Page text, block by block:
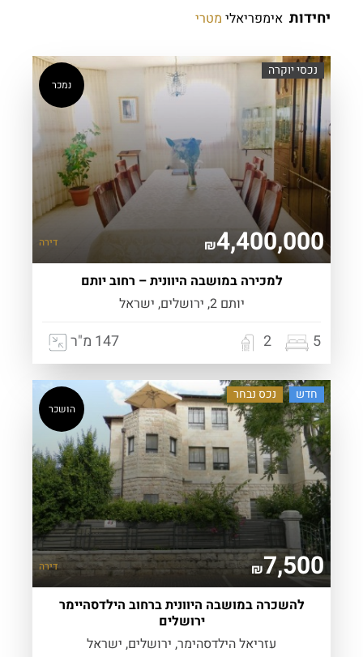
יחידות אימפריאלי מטרי
נכסי יוקרה
נמכר
₪4,400,000 דירה
למכירה במושבה היוונית – רחוב יותם
יותם 2, ירושלים, ישראל
5
2 147 מ"ר
חדש נכס נבחר
הושכר
₪7,500 דירה
להשכרה במושבה היוונית ברחוב הילדסהיימר
ירושלים
עזריאל הילדסהימר, ירושלים, ישראל